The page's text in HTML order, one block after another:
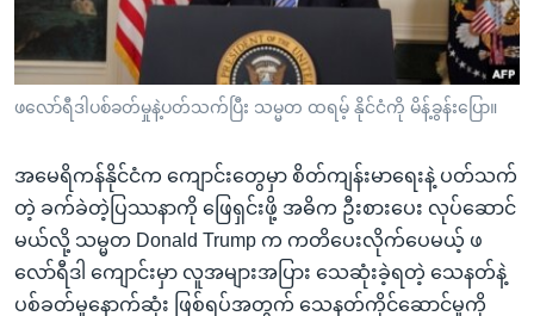
ကြည့်
ရန်
ရှာဖွေ
နေရာ
သို့
ကျော်
ရန်
ဘာသာစကားများ
ဖလော်ရီဒါပစ်ခတ်မှုနဲ့ပတ်သက်ပြီး သမ္မတ ထရမ့် နိုင်ငံကို မိန့်ခွန်းပြော။
အမေရိကန်နိုင်ငံက ကျောင်းတွေမှာ စိတ်ကျန်းမာရေးနဲ့ ပတ်သက်
တဲ့ ခက်ခဲတဲ့ပြဿနာကို ဖြေရှင်းဖို့ အဓိက ဦးစားပေး လုပ်ဆောင်
မယ်လို့ သမ္မတ Donald Trump က ကတိပေးလိုက်ပေမယ့် ဖ
လော်ရီဒါ ကျောင်းမှာ လူအများအပြား သေဆုံးခဲ့ရတဲ့ သေနတ်နဲ့
ပစ်ခတ်မှုနောက်ဆုံး ဖြစ်ရပ်အတွက် သေနတ်ကိုင်ဆောင်မှုကို